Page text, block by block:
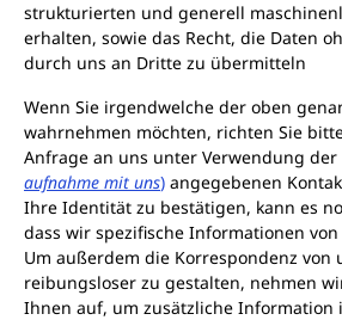
strukturierten und generell
erhalten, sowie das Recht, die Daten
durch uns an Dritte zu übermitteln
Wenn Sie irgendwelche der oben
wahrnehmen möchten, richten Sie
Anfrage an uns unter Verwendung der
aufnahme mit uns) angegebenen
Ihre Identität zu bestätigen, kann es
dass wir spezifische Informationen
Um außerdem die Korrespondenz von
reibungsloser zu gestalten, nehmen
Ihnen auf, um zusätzliche Information